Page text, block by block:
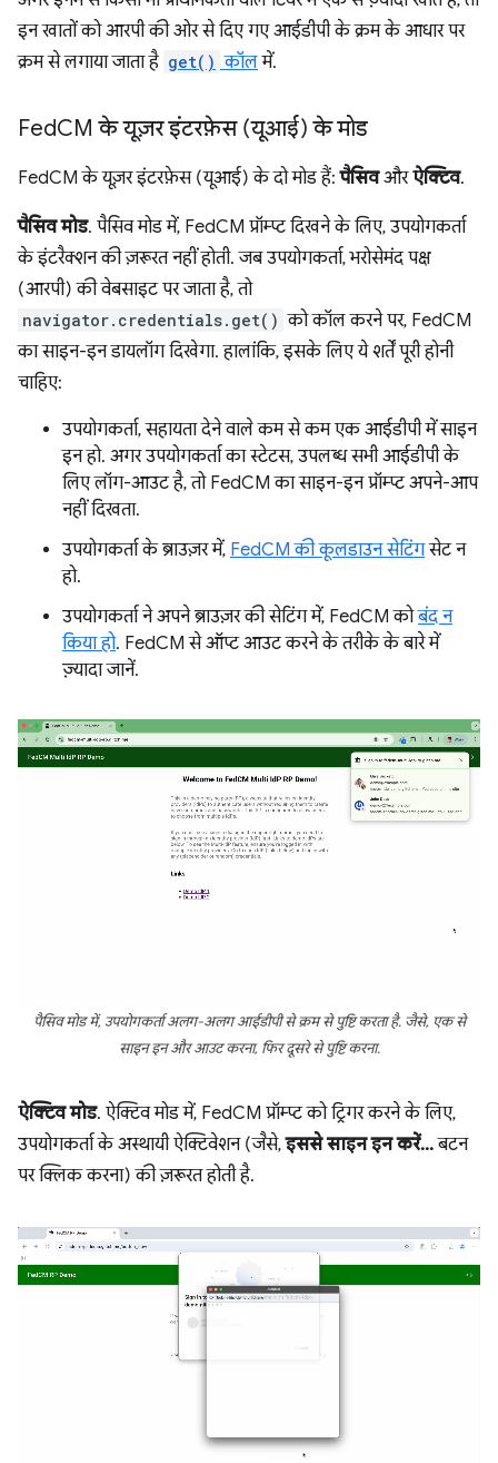
इन खातों को आरपी की ओर से दिए गए आईडीपी के क्रम के आधार पर
क्रम से लगाया जाता है get() कॉलमें.
FedCM के यूज़र इंटरफ़ेस (यूआई) के मोड
FedCM के यूज़र इंटरफ़ेस (यूआई) के दो मोड हैं:पैसिवऔरऐक्टिव.
पैसिव मोड. पैसिव मोड में, FedCM प्रॉम्प्ट दिखने के लिए, उपयोगकर्ता
के इंटरैक्शन की ज़रूरत नहीं होती. जब उपयोगकर्ता, भरोसेमंद पक्ष
(आरपी) की वेबसाइट पर जाता है, तो
navigator.credentials.get() को कॉल करने पर, FedCM
का साइन-इन डायलॉग दिखेगा. हालांकि, इसके लिए ये शर्तें पूरी होनी
चाहिए:
उपयोगकर्ता, सहायता देने वाले कम से कम एक आईडीपी में साइन
इन हो. अगर उपयोगकर्ता का स्टेटस, उपलब्ध सभी आईडीपी के
लिए लॉग-आउट है, तो FedCM का साइन-इन प्रॉम्प्ट अपने-आप
नहीं दिखता.
उपयोगकर्ता के ब्राउज़र में, FedCM की कूलडाउन सेटिंगसेट न
हो.
उपयोगकर्ता ने अपने ब्राउज़र की सेटिंग में, FedCM कोबंद न
किया हो. FedCM से ऑप्ट आउट करने के तरीके के बारे में
ज़्यादा जानें.
पैसिव मोड में, उपयोगकर्ता अलग-अलग आईडीपी से क्रम से पुष्टि करता है. जैसे, एक से
साइन इन और आउट करना, फिर दूसरे से पुष्टि करना.
ऐक्टिव मोड. ऐक्टिव मोड में, FedCM प्रॉम्प्ट को ट्रिगर करने के लिए,
उपयोगकर्ता के अस्थायी ऐक्टिवेशन (जैसे,इससे साइन इन करें…बटन
पर क्लिक करना) की ज़रूरत होती है.